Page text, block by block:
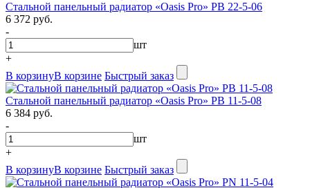
Стальной панельный радиатор «Oasis Pro» PB 22-5-06
6 372 руб.
-
шт
+
В корзинуВ корзине Быстрый заказ
Стальной панельный радиатор «Oasis Pro» PB 11-5-08
6 384 руб.
-
шт
+
В корзинуВ корзине Быстрый заказ